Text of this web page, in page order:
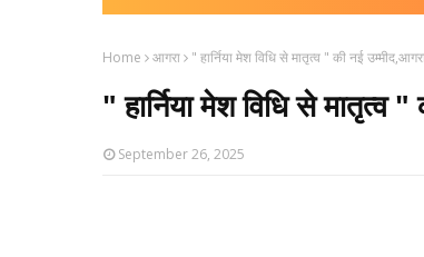
Home आगरा " हार्निया मेश विधि से मातृत्व " की नई
" हार्निया मेश विधि से
September 26, 2025